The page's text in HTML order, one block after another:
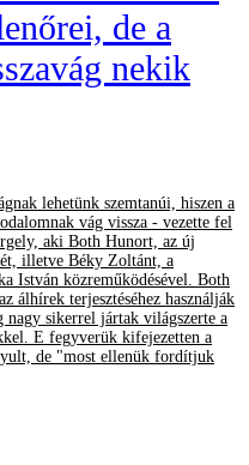
de a
nekik
lehetünk szemtanúi, hiszen a
vág vissza - vezette fel
aki Both Hunort, az új
illetve Béky Zoltánt, a
István közreműködésével. Both
álhírek terjesztéséhez használják
nagy sikerrel jártak világszerte a
E fegyverük kifejezetten a
de "most ellenük fordítjuk